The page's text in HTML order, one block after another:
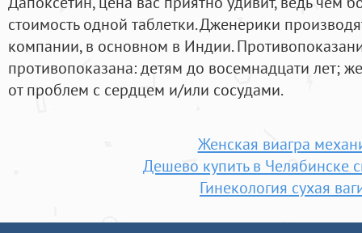
стоимость одной таблетки. Дженерики
компании, в основном в Индии.
противопоказана: детям до восемнадцати лет;
от проблем с сердцем и/или сосудами.
Женская виагра
Дешево купить в Челябинске
Гинекология сухая